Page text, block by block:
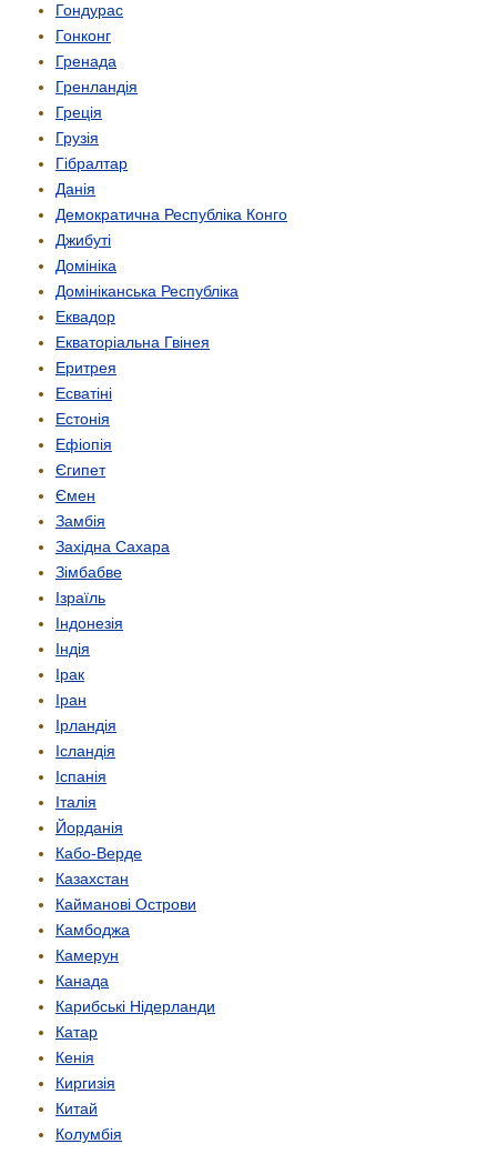
Гондурас
Гонконг
Гренада
Гренландія
Греція
Грузія
Гібралтар
Данія
Демократична Республіка Конго
Джибуті
Домініка
Домініканська Республіка
Еквадор
Екваторіальна Гвінея
Еритрея
Есватіні
Естонія
Ефіопія
Єгипет
Ємен
Замбія
Західна Сахара
Зімбабве
Ізраїль
Індонезія
Індія
Ірак
Іран
Ірландія
Ісландія
Іспанія
Італія
Йорданія
Кабо-Верде
Казахстан
Кайманові Острови
Камбоджа
Камерун
Канада
Карибські Нідерланди
Катар
Кенія
Киргизія
Китай
Колумбія